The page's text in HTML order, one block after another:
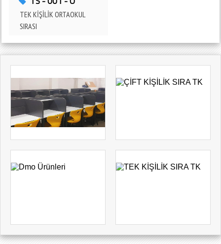
TEK KİŞİLİK ORTAOKUL
SIRASI